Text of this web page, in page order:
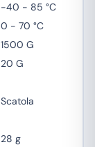
-40 - 85 °C
0 - 70 °C
1500 G
20 G
Scatola
28 g